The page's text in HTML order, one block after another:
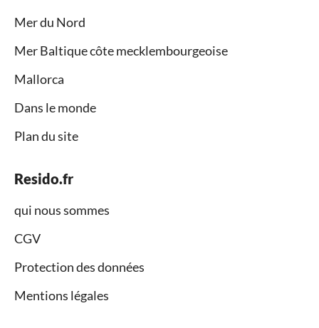
Mer du Nord
Mer Baltique côte mecklembourgeoise
Mallorca
Dans le monde
Plan du site
Resido.fr
qui nous sommes
CGV
Protection des données
Mentions légales